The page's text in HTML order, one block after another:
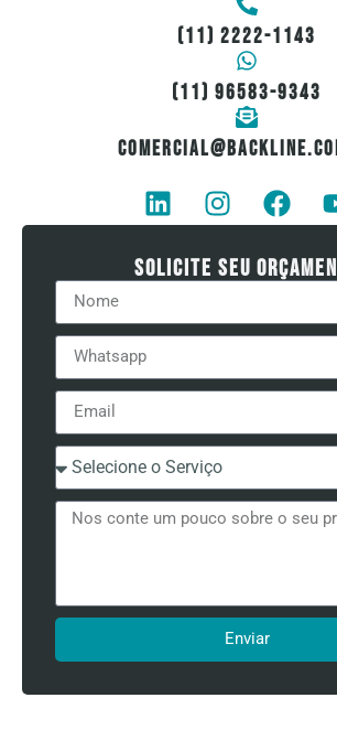
(11) 2222-1143
(11) 96583-9343
Solicite seu
Enviar